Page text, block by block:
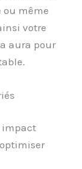
ou même
votre
aura pour
impact